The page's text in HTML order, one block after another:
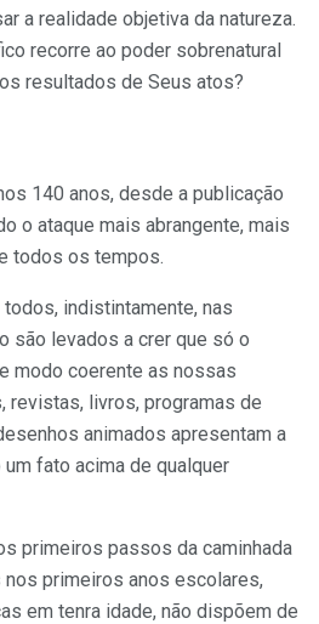
a realida­de objetiva da natureza.
recorre ao po­der sobrenatural
resultados de Seus atos?
140 anos, desde a publicação
o ataque mais abran­gente, mais
todos os tempos.
indistintamente, nas
são levados a crer que só o
modo coe­rente as nossas
revistas, livros, programas de
animados apresentam a
fato acima de qualquer
primeiros passos da caminhada
primeiros anos esco­lares,
em tenra idade, não dispõem de